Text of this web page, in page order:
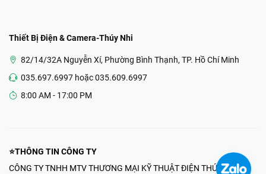
Thiết Bị Điện & Camera-Thúy Nhi
82/14/32A Nguyễn Xí, Phường Bình Thạnh, TP. Hồ Chí Minh
035.697.6997 hoặc 035.609.6997
8:00 AM - 17:00 PM
⭐THÔNG TIN CÔNG TY
CÔNG TY TNHH MTV THƯƠNG MẠI KỸ THUẬT ĐIỆN THÚY NHI